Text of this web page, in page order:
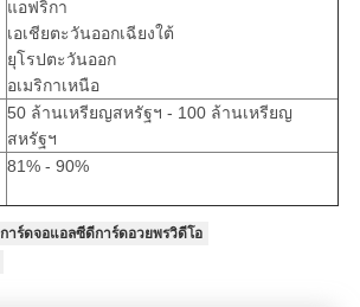
แอฟริกา
เอเชียตะวันออกเฉียงใต้
ยุโรปตะวันออก
อเมริกาเหนือ
50 ล้านเหรียญสหรัฐฯ - 100 ล้านเหรียญ
สหรัฐฯ
81% - 90%
การ์ดจอแอลซีดีการ์ดอวยพรวิดีโอ